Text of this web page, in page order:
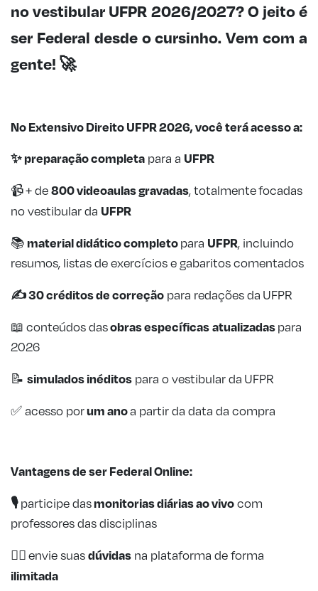
no vestibular UFPR 2026/2027?O jeito é
ser Federal desde o cursinho. Vem com a
gente! 🚀
No Extensivo Direito UFPR 2026, você terá acesso a:
✨ preparação completa para a UFPR
📹 + de800 videoaulas gravadas, totalmente focadas
no vestibular da UFPR
📚material didático completopara UFPR, incluindo
resumos, listas de exercícios e gabaritos comentados
✍️ 30 créditos decorreção para redações da UFPR
📖 conteúdos dasobras específicasatualizadaspara
2026
📝 simulados inéditos para o vestibular da UFPR
✅ acesso porum anoa partir da data da compra
Vantagens de ser Federal Online:
🎙️participe dasmonitorias diáriasao vivocom
professores das disciplinas
🙋‍♂️envie suasdúvidas na plataforma de forma
ilimitada